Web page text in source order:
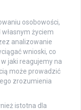
osobowości,
życiem
analizowanie
wnioski, co
jaki reagujemy na
może prowadzić
zrozumienia
istotna dla